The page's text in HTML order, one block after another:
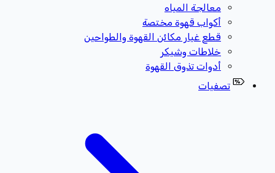
معالجة المياه
أكواب قهوة مختصة
قطع غيار مكائن القهوة والطواحين
خلاطات وشيكر
أدوات تذوق القهوة
تصفيات